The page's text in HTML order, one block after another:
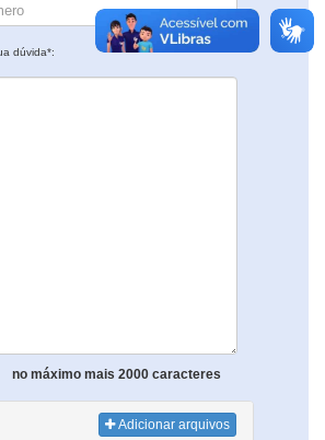
dúvida*:
no máximo mais 2000 caracteres
Adicionar arquivos